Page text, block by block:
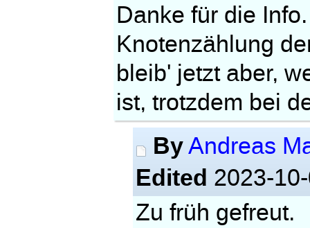
Danke für die
Knotenzählung
bleib' jetzt aber,
ist, trotzdem bei
ByAndreas
Edited 2023-
Zu früh gefreut.